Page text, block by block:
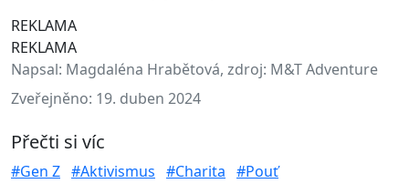
REKLAMA
REKLAMA
Napsal: Magdaléna Hrabětová, zdroj: M&T Adventure
Zveřejněno: 19. duben 2024
Přečti si víc
#Gen Z #Aktivismus #Charita #Pouť